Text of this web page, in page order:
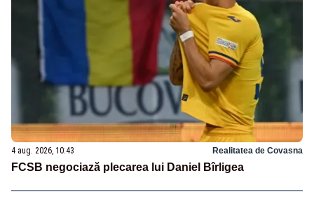
4 aug. 2026, 10:43 Realitatea de Covasna
FCSB negociază plecarea lui Daniel Bîrligea